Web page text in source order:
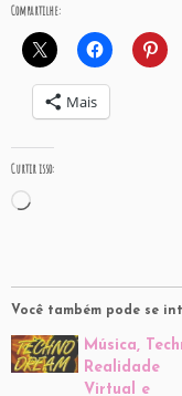
Compartilhe:
Mais
Curtir isso:
Carregando...
Você também pode se
Música,
Realidade
Virtual e